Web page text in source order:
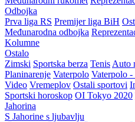
Odbojka
Prva liga RS Premijer liga BiH
Međunarodna odbojka
Kolumne
Ostalo
Zimski Sportska berza Tenis Auto
Planinarenje Vaterpolo Vaterpolo
Video Vremeplov Ostali sportovi
Sportski horoskop OI Tokyo 2020
Jahorina
S Jahorine s ljubavlju